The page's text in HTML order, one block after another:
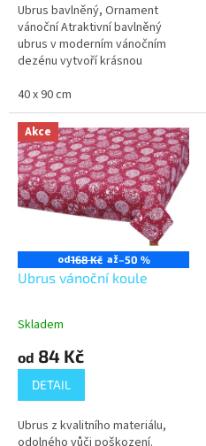
Ubrus bavlněný, Ornament
vánoční Atraktivní bavlněný
ubrus v moderním vánočním
dezénu vytvoří krásnou
Materiál: 100 % bavlna Barva:
šedá, červená,...
40 x 90 cm
Akce
od168 Kč až–50 %
Ubrus vánoční koule
Skladem
od 84 Kč
DETAIL
Ubrus z kvalitního materiálu,
odolného vůči poškození.